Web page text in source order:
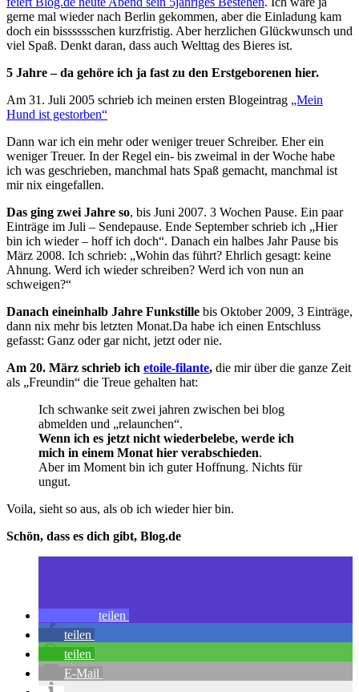
gerne mal wieder nach Berlin gekommen, aber die Einladung kam
doch ein bisssssschen kurzfristig. Aber herzlichen Glückwunsch und
viel Spaß. Denkt daran, dass auch Welttag des Bieres ist.
5 Jahre – da gehöre ich ja fast zu den Erstgeborenen hier.
Am 31. Juli 2005 schrieb ich meinen ersten Blogeintrag „Mein
Hund ist gestorben“
Dann war ich ein mehr oder weniger treuer Schreiber. Eher ein
weniger Treuer. In der Regel ein- bis zweimal in der Woche habe
ich was geschrieben, manchmal hats Spaß gemacht, manchmal ist
mir nix eingefallen.
Das ging zwei Jahre so, bis Juni 2007. 3 Wochen Pause. Ein paar
Einträge im Juli – Sendepause. Ende September schrieb ich „Hier
bin ich wieder – hoff ich doch“. Danach ein halbes Jahr Pause bis
März 2008. Ich schrieb: „Wohin das führt? Ehrlich gesagt: keine
Ahnung. Werd ich wieder schreiben? Werd ich von nun an
schweigen?“
Danach eineinhalb Jahre Funkstille bis Oktober 2009, 3 Einträge,
dann nix mehr bis letzten Monat.Da habe ich einen Entschluss
gefasst: Ganz oder gar nicht, jetzt oder nie.
Am 20. März schrieb ich etoile-filante, die mir über die ganze Zeit
als „Freundin“ die Treue gehalten hat:
Ich schwanke seit zwei jahren zwischen bei blog
abmelden und „relaunchen“.
Wenn ich es jetzt nicht wiederbelebe, werde ich
mich in einem Monat hier verabschieden.
Aber im Moment bin ich guter Hoffnung. Nichts für
ungut.
Voila, sieht so aus, als ob ich wieder hier bin.
Schön, dass es dich gibt, Blog.de
teilen
teilen
teilen
E-Mail